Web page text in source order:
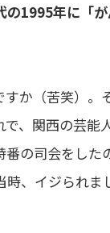
の1995年に
すか（苦笑）
、関西の芸
の司会をし
時、イジられ